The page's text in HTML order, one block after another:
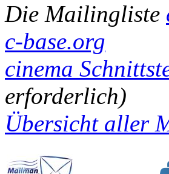
Die Mailingliste
c-base.org
cinema
erforderlich)
Übersicht aller